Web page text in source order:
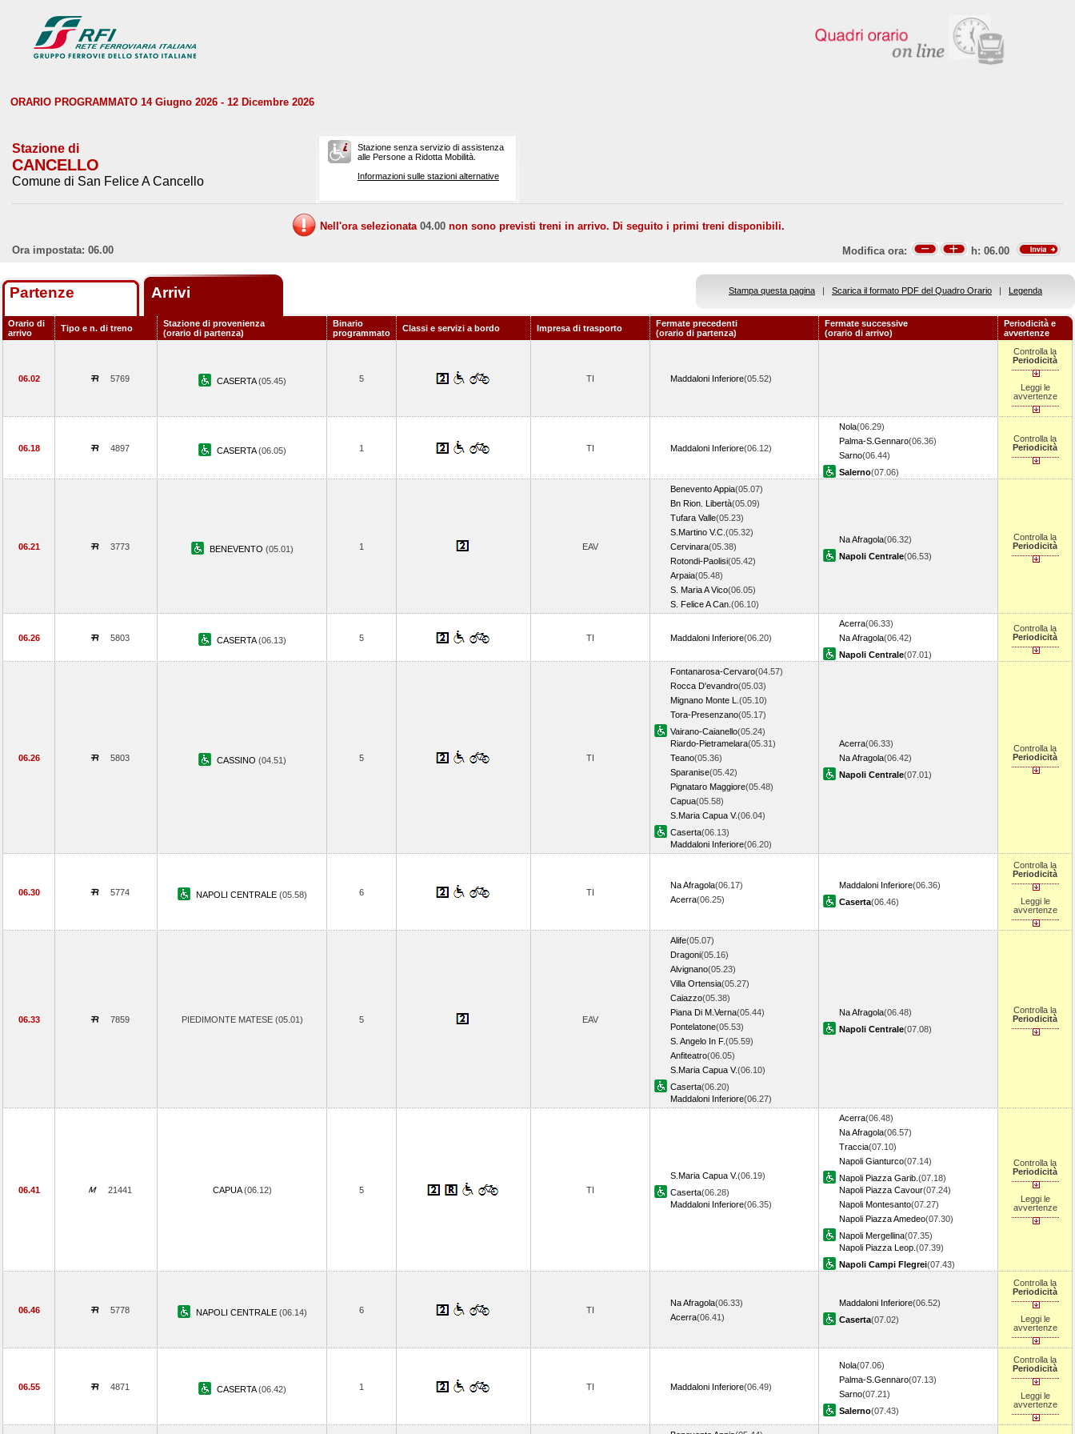
ORARIO PROGRAMMATO 14 Giugno 2026 - 12 Dicembre 2026
Stazione di
CANCELLO
Comune di San Felice A Cancello
Stazione senza servizio di assistenza
alle Persone a Ridotta Mobilità.
Informazioni sulle stazioni alternative
Nell'ora selezionata 04.00 non sono previsti treni in arrivo. Di seguito i primi treni disponibili.
Ora impostata: 06.00
Modifica ora: h: 06.00
Partenze Arrivi Stampa questa pagina | Scarica il formato PDF del Quadro Orario | Legenda
Orario di
arrivo
Tipo e n. di treno
Stazione di provenienza
(orario di partenza)
Binario
programmato
Classi e servizi a bordo Impresa di trasporto
Fermate precedenti
(orario di partenza)
Fermate successive
(orario di arrivo)
Periodicità e
avvertenze
06.02 5769 CASERTA(05.45) 5 TI Maddaloni Inferiore(05.52)
Controlla la
Periodicità
Leggi le
avvertenze
06.18 4897 CASERTA(06.05) 1 TI Maddaloni Inferiore(06.12)
Nola(06.29)
Palma-S.Gennaro(06.36)
Sarno(06.44)
Salerno(07.06)
Controlla la
Periodicità
06.21 3773 BENEVENTO (05.01) 1 EAV
Benevento Appia(05.07)
Bn Rion. Libertà(05.09)
Tufara Valle(05.23)
S.Martino V.C. (05.32)
Cervinara(05.38)
Rotondi-Paolisi(05.42)
Arpaia(05.48)
S. Maria A Vico(06.05)
S. Felice A Can. (06.10)
Na Afragola(06.32)
Napoli Centrale(06.53)
Controlla la
Periodicità
06.26 5803 CASERTA(06.13) 5 TI Maddaloni Inferiore(06.20)
Acerra(06.33)
Na Afragola(06.42)
Napoli Centrale(07.01)
Controlla la
Periodicità
06.26 5803 CASSINO (04.51) 5 TI
Fontanarosa-Cervaro(04.57)
Rocca D'evandro(05.03)
Mignano Monte L. (05.10)
Tora-Presenzano(05.17)
Vairano-Caianello(05.24)
Riardo-Pietramelara(05.31)
Teano(05.36)
Sparanise(05.42)
Pignataro Maggiore(05.48)
Capua(05.58)
S.Maria Capua V.(06.04)
Caserta(06.13)
Maddaloni Inferiore(06.20)
Acerra(06.33)
Na Afragola(06.42)
Napoli Centrale(07.01)
Controlla la
Periodicità
06.30 5774 NAPOLI CENTRALE (05.58) 6 TI
Na Afragola(06.17)
Acerra(06.25)
Maddaloni Inferiore(06.36)
Caserta(06.46)
Controlla la
Periodicità
Leggi le
avvertenze
06.33 7859 PIEDIMONTE MATESE (05.01) 5 EAV
Alife(05.07)
Dragoni(05.16)
Alvignano(05.23)
Villa Ortensia(05.27)
Caiazzo(05.38)
Piana Di M.Verna(05.44)
Pontelatone(05.53)
S. Angelo In F.(05.59)
Anfiteatro(06.05)
S.Maria Capua V.(06.10)
Caserta(06.20)
Maddaloni Inferiore(06.27)
Na Afragola(06.48)
Napoli Centrale(07.08)
Controlla la
Periodicità
06.41 21441 CAPUA(06.12) 5 TI
S.Maria Capua V.(06.19)
Caserta(06.28)
Maddaloni Inferiore(06.35)
Acerra(06.48)
Na Afragola(06.57)
Traccia(07.10)
Napoli Gianturco(07.14)
Napoli Piazza Garib. (07.18)
Napoli Piazza Cavour(07.24)
Napoli Montesanto(07.27)
Napoli Piazza Amedeo(07.30)
Napoli Mergellina(07.35)
Napoli Piazza Leop. (07.39)
Napoli Campi Flegrei(07.43)
Controlla la
Periodicità
Leggi le
avvertenze
06.46 5778 NAPOLI CENTRALE (06.14) 6 TI
Na Afragola(06.33)
Acerra(06.41)
Maddaloni Inferiore(06.52)
Caserta(07.02)
Controlla la
Periodicità
Leggi le
avvertenze
06.55 4871 CASERTA(06.42) 1 TI Maddaloni Inferiore(06.49)
Nola(07.06)
Palma-S.Gennaro(07.13)
Sarno(07.21)
Salerno(07.43)
Controlla la
Periodicità
Leggi le
avvertenze